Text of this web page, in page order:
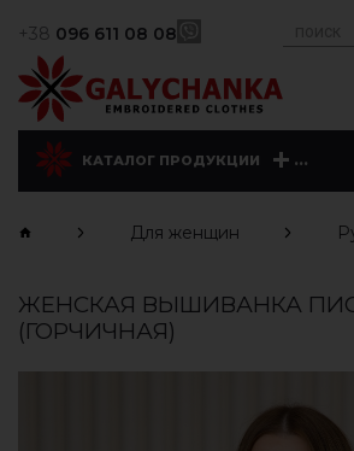
+38 096 611 08 08
КАТАЛОГ ПРОДУКЦИИ ...
Для женщин
ЖЕНСКАЯ ВЫШИВАНКА
(ГОРЧИЧНАЯ)